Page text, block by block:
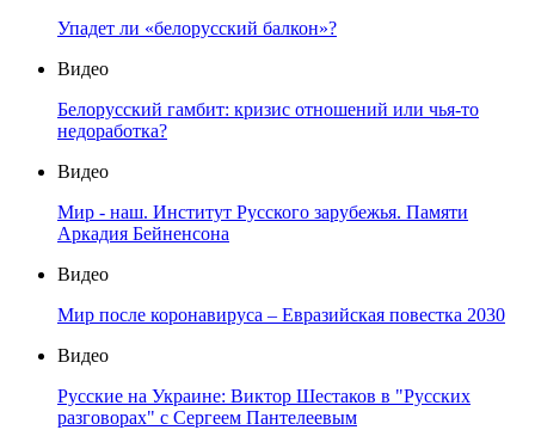
Упадет ли «белорусский балкон»?
Видео
Белорусский гамбит: кризис отношений или чья-то
недоработка?
Видео
Мир - наш. Институт Русского зарубежья. Памяти
Аркадия Бейненсона
Видео
Мир после коронавируса – Евразийская повестка 2030
Видео
Русские на Украине: Виктор Шестаков в "Русских
разговорах" с Сергеем Пантелеевым